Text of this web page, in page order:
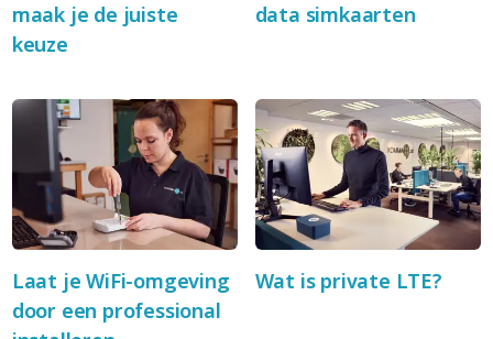
maak je de juiste
keuze
data simkaarten
Laat je WiFi-omgeving
door een professional
Wat is private LTE?